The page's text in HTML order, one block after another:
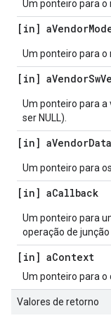
Um ponteiro para o
[in] aVendor
Um ponteiro para o
[in] aVendorSw
Um ponteiro para
ser NULL).
[in] aVendorData
Um ponteiro para
[in] aCallback
Um ponteiro para
operação de junção
[in] aContext
Um ponteiro para o
Valores de retorno